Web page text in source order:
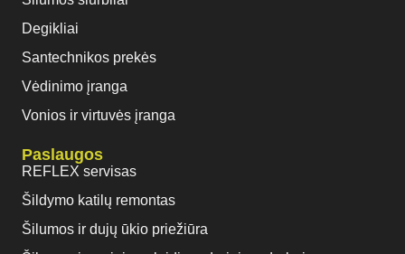
Degikliai
Santechnikos prekės
Vėdinimo įranga
Vonios ir virtuvės įranga
Paslaugos
REFLEX servisas
Šildymo katilų remontas
Šilumos ir dujų ūkio priežiūra